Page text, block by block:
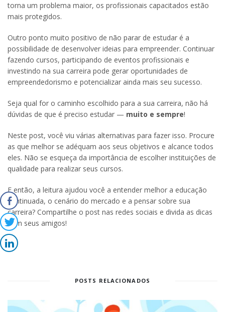
torna um problema maior, os profissionais capacitados estão
mais protegidos.
Outro ponto muito positivo de não parar de estudar é a
possibilidade de desenvolver ideias para empreender. Continuar
fazendo cursos, participando de eventos profissionais e
investindo na sua carreira pode gerar oportunidades de
empreendedorismo e potencializar ainda mais seu sucesso.
Seja qual for o caminho escolhido para a sua carreira, não há
dúvidas de que é preciso estudar — muito e sempre!
Neste post, você viu várias alternativas para fazer isso. Procure
as que melhor se adéquam aos seus objetivos e alcance todos
eles. Não se esqueça da importância de escolher instituições de
qualidade para realizar seus cursos.
E então, a leitura ajudou você a entender melhor a educação
continuada, o cenário do mercado e a pensar sobre sua
carreira? Compartilhe o post nas redes sociais e divida as dicas
com seus amigos!
POSTS RELACIONADOS